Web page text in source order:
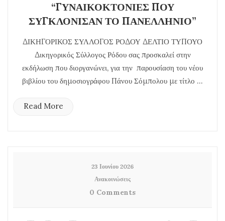
“ΓΥΝΑΙΚΟΚΤΟΝΙΕΣ ΠΟΥ
ΣΥΓΚΛΟΝΙΣΑΝ ΤΟ ΠΑΝΕΛΛΗΝΙΟ”
ΔΙΚΗΓΟΡΙΚΟΣ ΣΥΛΛΟΓΟΣ ΡΟΔΟΥ ΔΕΛΤΙΟ ΤΥΠΟΥΟ
Δικηγορικός Σύλλογος Ρόδου σας προσκαλεί στην
εκδήλωση που διοργανώνει, για την παρουσίαση του νέου
βιβλίου του δημοσιογράφου Πάνου Σόμπολου με τίτλο ...
Read More
23 Ιουνίου 2026
Ανακοινώσεις
0 Comments